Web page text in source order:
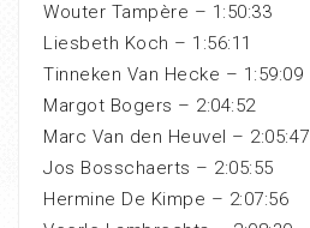
Wouter Tampère – 1:50:33
Liesbeth Koch – 1:56:11
Tinneken Van Hecke – 1:59:09
Margot Bogers – 2:04:52
Marc Van den Heuvel – 2:05:47
Jos Bosschaerts – 2:05:55
Hermine De Kimpe – 2:07:56